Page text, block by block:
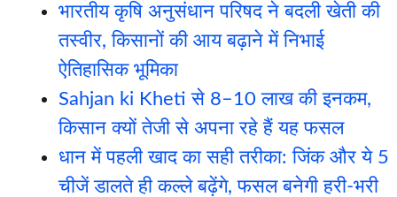
भारतीय कृषि अनुसंधान परिषद ने बदली खेती की
तस्वीर, किसानों की आय बढ़ाने में निभाई
ऐतिहासिक भूमिका
Sahjan ki Kheti से 8–10 लाख की इनकम,
किसान क्यों तेजी से अपना रहे हैं यह फसल
धान में पहली खाद का सही तरीका: जिंक और ये 5
चीजें डालते ही कल्ले बढ़ेंगे, फसल बनेगी हरी-भरी